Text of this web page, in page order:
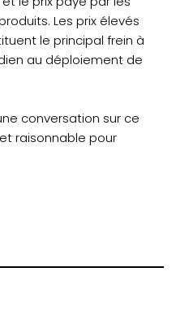
Les prix élevés
le principal frein à
au déploiement de
conversation sur ce
raisonnable pour